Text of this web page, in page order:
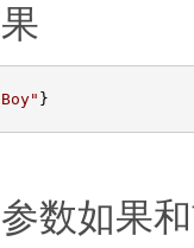
Boy" }
如果和